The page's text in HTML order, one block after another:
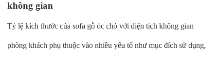
không gian
Tỷ lệ kích thước của sofa gỗ óc chó với diện tích không gian
phòng khách phụ thuộc vào nhiều yếu tố như mục đích sử dụng,